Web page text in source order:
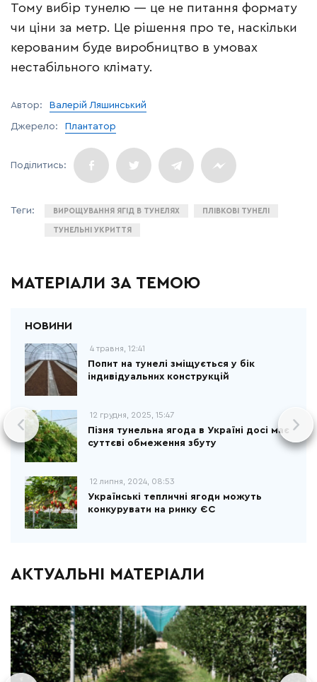
Тому вибір тунелю — це не питання формату
чи ціни за метр. Це рішення про те, наскільки
керованим буде виробництво в умовах
нестабільного клімату.
Автор: Валерій Ляшинський
Джерело: Плантатор
ВИРОЩУВАННЯ ЯГІД В ТУНЕЛЯХ ПЛІВКОВІ ТУНЕЛІ
ТУНЕЛЬНІ УКРИТТЯ
МАТЕРІАЛИ ЗА ТЕМОЮ
4 травня, 12:41
Попит на тунелі зміщується у бік
індивідуальних конструкцій
12 грудня, 2025, 15:47
Пізня тунельна ягода в Україні досі має
суттєві обмеження збуту
12 липня, 2024, 08:53
Українські тепличні ягоди можуть
конкурувати на ринку ЄС
АКТУАЛЬНІ МАТЕРІАЛИ